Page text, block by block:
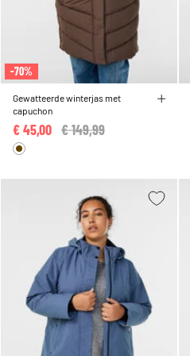
-70%
Gewatteerde winterjas met
capuchon
Price reduced from
€ 149,99
€ 45,00